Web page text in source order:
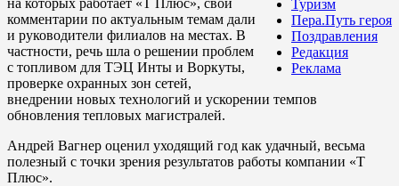
Туризм
Пера.Путь героя
Поздравления
Редакция
Реклама
комментарии по актуальным темам дали
и руководители филиалов на местах. В
частности, речь шла о решении проблем
с топливом для ТЭЦ Инты и Воркуты,
проверке охранных зон сетей,
внедрении новых технологий и ускорении темпов
обновления тепловых магистралей.
Андрей Вагнер оценил уходящий год как удачный, весьма
полезный с точки зрения результатов работы компании «Т
Плюс».